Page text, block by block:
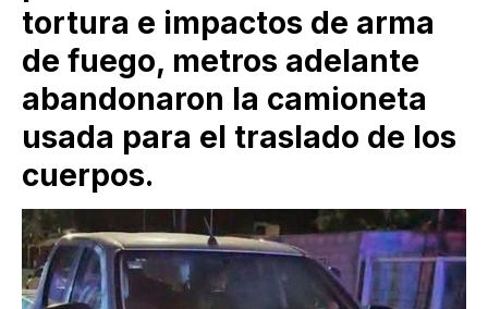
tortura e impactos de arma
de fuego, metros adelante
abandonaron la camioneta
usada para el traslado de los
cuerpos.